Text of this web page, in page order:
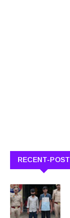
RECENT-POST